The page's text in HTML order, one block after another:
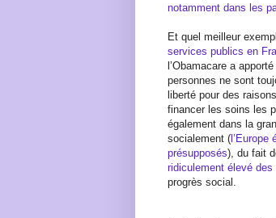
notamment dans les
Et quel meilleur
services publics en
l’Obamacare a
personnes ne sont
liberté pour des
financer les soins les
également dans la
socialement (l’Europe
présupposés), du fait
ridiculement élevé des
progrès social.